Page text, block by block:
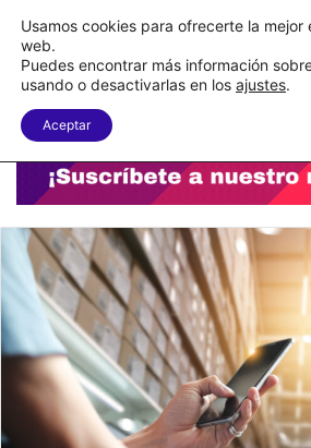
Menu
Usamos cookies para ofrecerte la mejor
web.
Puedes encontrar más información
usando o desactivarlas en los ajustes.
Aceptar